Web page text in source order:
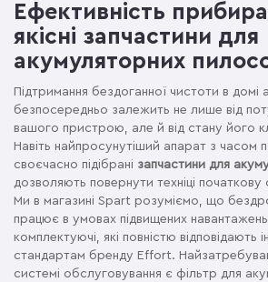
Ефективність
якісні запчастини для
акумуляторних
Підтримання бездоганної чистоти в домі
безпосередньо залежить не лише від
вашого пристрою, але й від стану його
Навіть найпросунутіший апарат з часом
своєчасно підібрані запчастини для
дозволяють повернути техніці
Ми в магазині Spart розуміємо, що
працює в умовах підвищених
комплектуючі, які повністю відповідають
стандартам бренду Effort.
системі обслуговування є фільтр для